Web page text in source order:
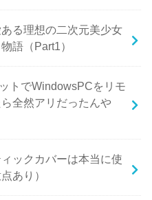
る理想の二次元美少女
語（Part1）
トでWindowsPCをリモ
全然アリだったんや
ックカバーは本当に使
あり）